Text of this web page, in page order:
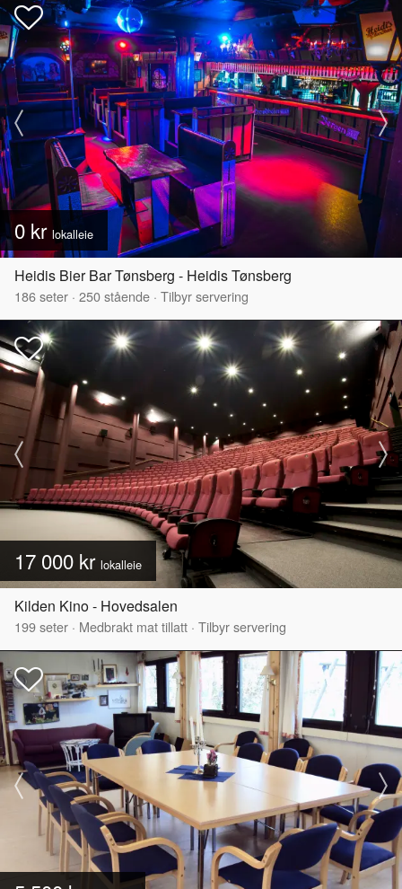
0 kr lokalleie
Heidis Bier Bar Tønsberg - Heidis Tønsberg
186seter · 250stående · Tilbyr servering
17 000 kr lokalleie
Kilden Kino - Hovedsalen
199seter · Medbrakt mat tillatt · Tilbyr servering